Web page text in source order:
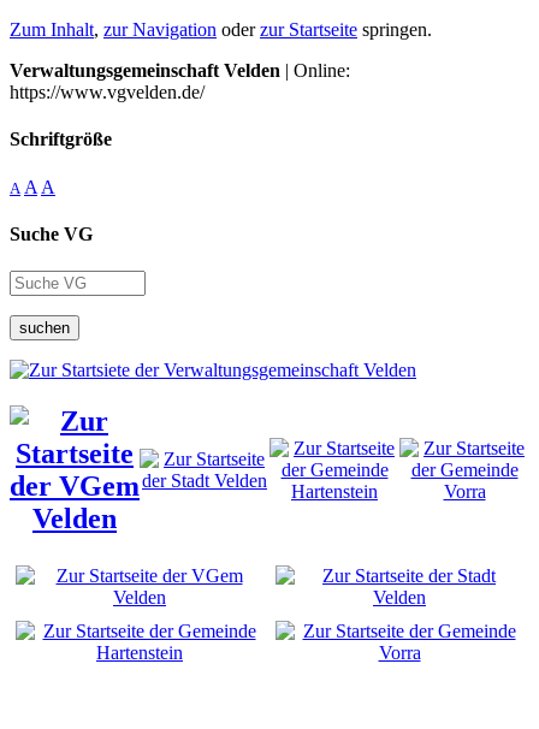
Zum Inhalt, zur Navigation oderzur Startseite springen.
Verwaltungsgemeinschaft Velden | Online:
https://www.vgvelden.de/
Schriftgröße
A A A
Suche VG
suchen